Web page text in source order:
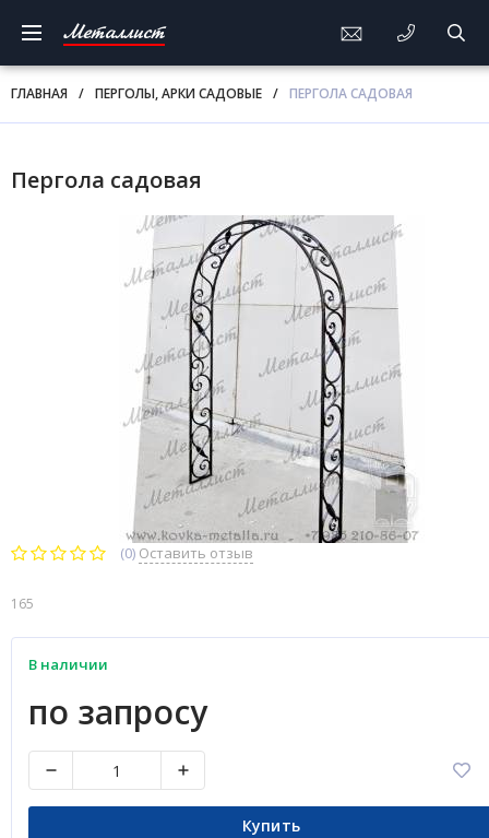
Металлист
ГЛАВНАЯ / ПЕРГОЛЫ, АРКИ САДОВЫЕ / ПЕРГОЛА САДОВАЯ
Пергола садовая
(0) Оставить отзыв
165
В наличии
по запросу
Купить